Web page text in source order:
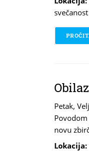
svečanost
Petak,
novu
Lokacija: